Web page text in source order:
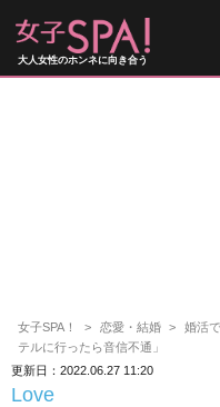
大人女性のホンネに向き合う
女子SPA！ 恋愛・結婚
婚活
テルに行ったら音信不通」
更新日：2022.06.27 11:20
Love